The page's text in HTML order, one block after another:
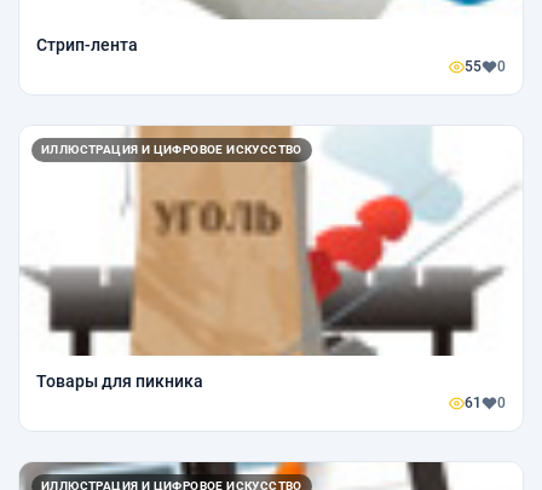
Стрип-лента
55 0
ИЛЛЮСТРАЦИЯ И ЦИФРОВОЕ ИСКУССТВО
Товары для пикника
61 0
ИЛЛЮСТРАЦИЯ И ЦИФРОВОЕ ИСКУССТВО